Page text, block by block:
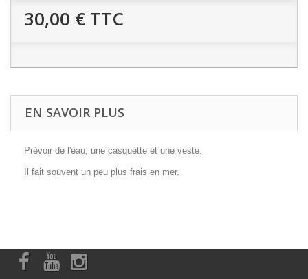
30,00 € TTC
EN SAVOIR PLUS
Prévoir de l'eau, une casquette et une veste.
Il fait souvent un peu plus frais en mer.